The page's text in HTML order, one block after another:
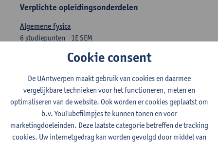
Verplichte opleidingsonderdelen
Algemene fysica
1E SEM
6 studiepunten
1E SEM
studiepunten
Lesgever(s):
Jan Sijbers
Algemene chemie m.i.v. labovaardigheden
1E SEM
7studiepunten
Lesgever(s):
Frank Blockhuys Christophe De Bie
Cookie consent
De UAntwerpen maakt gebruik van cookies en daarmee
vergelijkbare technieken voor het functioneren, meten en
optimaliseren van de website. Ook worden er cookies geplaatst om
b.v. YouTubefilmpjes te kunnen tonen en voor
marketingdoeleinden. Deze laatste categorie betreffen de tracking
cookies. Uw internetgedrag kan worden gevolgd door middel van